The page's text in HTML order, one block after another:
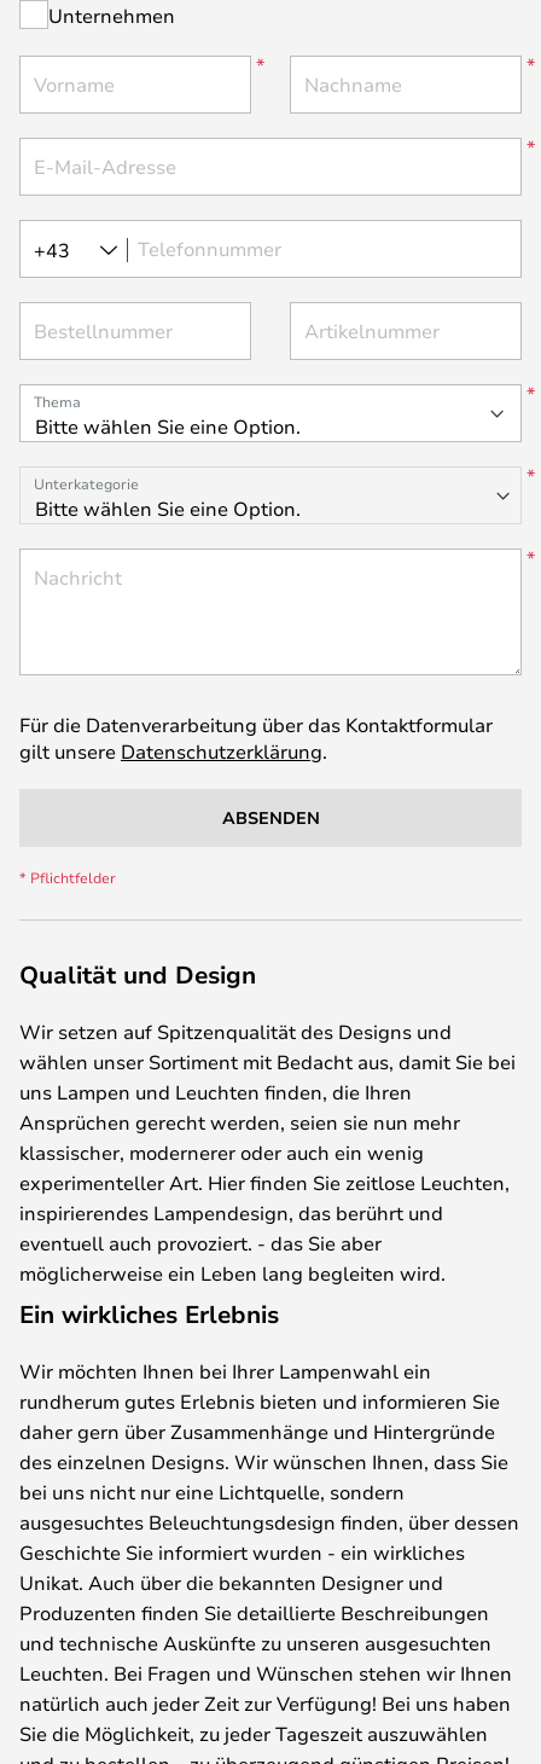
Unternehmen
Vorname Nachname
E-Mail-Adresse
Telefonnummer
+43
Bestellnummer Artikelnummer
Thema
Unterkategorie
Nachricht
Für die Datenverarbeitung über das Kontaktformular
gilt unsere Datenschutzerklärung.
ABSENDEN
Qualität und Design
Wir setzen auf Spitzenqualität des Designs und
wählen unser Sortiment mit Bedacht aus, damit Sie bei
uns Lampen und Leuchten finden, die Ihren
Ansprüchen gerecht werden, seien sie nun mehr
klassischer, modernerer oder auch ein wenig
experimenteller Art. Hier finden Sie zeitlose Leuchten,
inspirierendes Lampendesign, das berührt und
eventuell auch provoziert. - das Sie aber
möglicherweise ein Leben lang begleiten wird.
Ein wirkliches Erlebnis
Wir möchten Ihnen bei Ihrer Lampenwahl ein
rundherum gutes Erlebnis bieten und informieren Sie
daher gern über Zusammenhänge und Hintergründe
des einzelnen Designs. Wir wünschen Ihnen, dass Sie
bei uns nicht nur eine Lichtquelle, sondern
ausgesuchtes Beleuchtungsdesign finden, über dessen
Geschichte Sie informiert wurden - ein wirkliches
Unikat. Auch über die bekannten Designer und
Produzenten finden Sie detaillierte Beschreibungen
und technische Auskünfte zu unseren ausgesuchten
Leuchten. Bei Fragen und Wünschen stehen wir Ihnen
natürlich auch jeder Zeit zur Verfügung! Bei uns haben
Sie die Möglichkeit, zu jeder Tageszeit auszuwählen